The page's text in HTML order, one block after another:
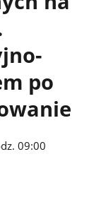
po
09:00